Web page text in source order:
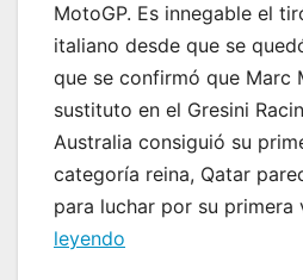
MotoGP. Es innegable el
italiano desde que se
que se confirmó que Marc
sustituto en el Gresini
Australia consiguió su
categoría reina, Qatar
para luchar por su primera
leyendo